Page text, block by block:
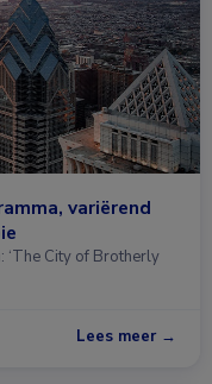
variërend
‘The City of Brotherly
Lees meer →